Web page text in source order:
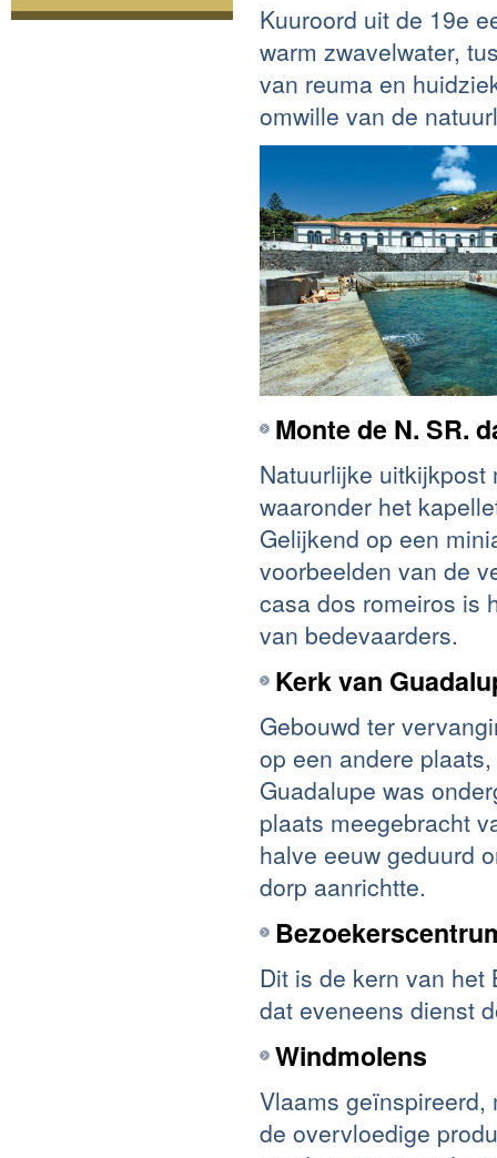
Kuuroord uit de 19e
warm zwavelwater,
van reuma en
omwille van de
Monte de N. SR.
Natuurlijke
waaronder het
Gelijkend op een
voorbeelden van de
casa dos romeiros is
van bedevaarders.
Kerk van
Gebouwd ter
op een andere
Guadalupe was
plaats meegebracht
halve eeuw geduurd
dorp aanrichtte.
Dit is de kern van het
dat eveneens dienst
Windmolens
Vlaams geïnspireerd,
de overvloedige